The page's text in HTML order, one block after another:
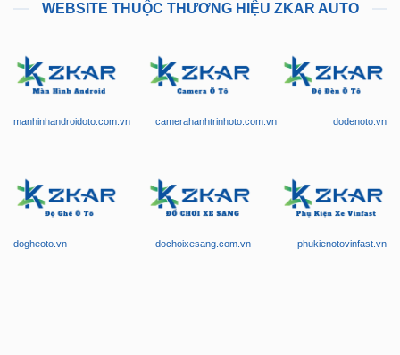
WEBSITE THUỘC THƯƠNG HIỆU ZKAR AUTO
manhinhandroidoto.com.vn camerahanhtrinhoto.com.vn dodenoto.vn
dogheoto.vn dochoixesang.com.vn phukienotovinfast.vn